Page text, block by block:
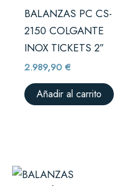
BALANZAS PC CS-
2150 COLGANTE
INOX TICKETS 2″
2.989,90€
Añadir al carrito